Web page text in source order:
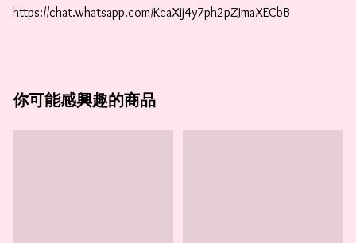
https://chat.whatsapp.com/KcaXIj4y7ph2pZJmaXECbB
你可能感興趣的商品